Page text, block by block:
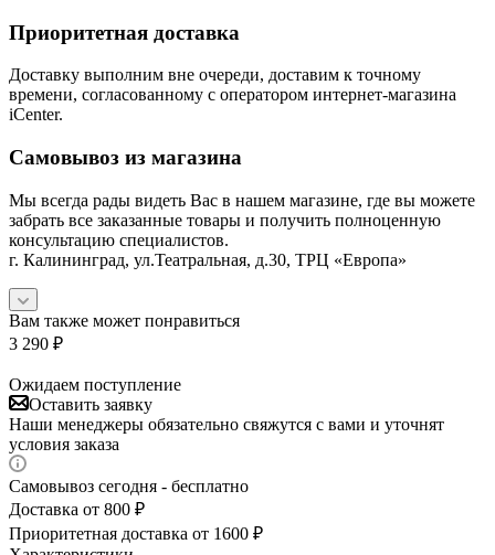
Приоритетная доставка
Доставку выполним вне очереди, доставим к точному
времени, согласованному с оператором интернет-магазина
iCenter.
Самовывоз из магазина
Мы всегда рады видеть Вас в нашем магазине, где вы можете
забрать все заказанные товары и получить полноценную
консультацию специалистов.
г. Калининград, ул.Театральная, д.30, ТРЦ «Европа»
Вам также может понравиться
3 290 ₽
Ожидаем поступление
Оставить заявку
Наши менеджеры обязательно свяжутся с вами и уточнят
условия заказа
Самовывоз сегодня - бесплатно
Доставка от 800 ₽
Приоритетная доставка от 1600 ₽